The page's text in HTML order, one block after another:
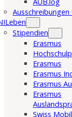
Ausschreibungen
Stipendien
Erasmus
Erasmus
Erasmus
Erasmus
Erasmus
Swiss